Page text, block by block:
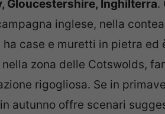
Gloucestershire, Inghilterra.
inglese, nella
ha case e muretti in pietra
nella zona delle Cotswolds,
rigogliosa. Se in
autunno offre scenari